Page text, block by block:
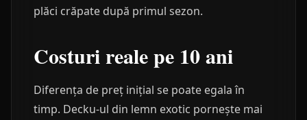
plăci crăpate după primul sezon.
Costuri reale pe 10 ani
Diferența de preț inițial se poate egala în
timp. Decku-ul din lemn exotic pornește mai